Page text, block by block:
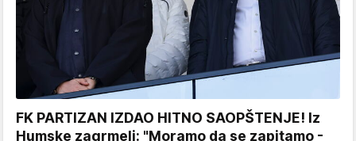
FK PARTIZAN IZDAO HITNO SAOPŠTENJE! Iz
Humske zagrmeli: "Moramo da se zapitamo -